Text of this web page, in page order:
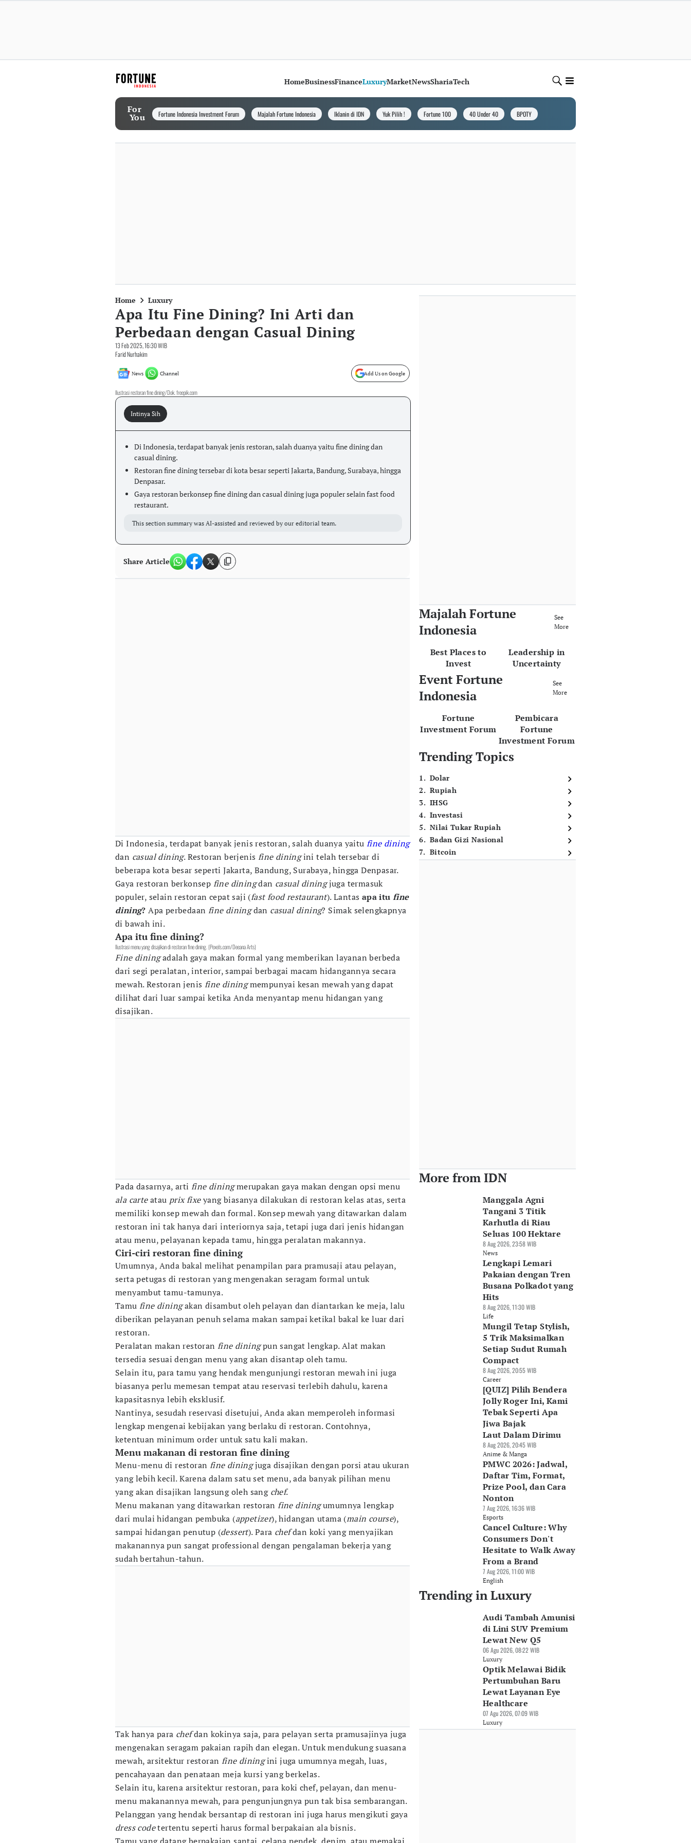
HomeBusinessFinanceLuxuryMarketNewsShariaTech
For
You Fortune Indonesia Investment Forum Majalah Fortune Indonesia Iklanin di IDN Yuk Pilih ! Fortune 100 40 Under 40 BPOTY
Home Luxury
Apa Itu Fine Dining? Ini Arti dan
Perbedaan dengan Casual Dining
13 Feb 2025, 16:30 WIB
Farid Nurhakim
News Channel Add Us on Google
Ilustrasi restoran fine dining/Dok. freepik.com
Intinya Sih
Di Indonesia, terdapat banyak jenis restoran, salah duanya yaitu fine dining dan
casual dining.
Restoran fine dining tersebar di kota besar seperti Jakarta, Bandung, Surabaya, hingga
Denpasar.
Gaya restoran berkonsep fine dining dan casual dining juga populer selain fast food
restaurant.
This section summary was AI-assisted and reviewed by our editorial team.
Share Article
Di Indonesia, terdapat banyak jenis restoran, salah duanya yaitu fine dining
dan casual dining. Restoran berjenis fine diningini telah tersebar di
beberapa kota besar seperti Jakarta, Bandung, Surabaya, hingga Denpasar.
Gaya restoran berkonsep fine diningdan casual diningjuga termasuk
populer, selain restoran cepat saji (fast food restaurant). Lantas apa itufine
dining? Apa perbedaan fine diningdan casual dining? Simak selengkapnya
di bawah ini.
Apa itu fine dining?
Ilustrasi menu yang disajikan di restoran fine dining. (Pexels.com/Deeana Arts)
Fine diningadalah gaya makan formal yang memberikan layanan berbeda
dari segi peralatan, interior, sampai berbagai macam hidangannya secara
mewah. Restoran jenis fine diningmempunyai kesan mewah yang dapat
dilihat dari luar sampai ketika Anda menyantap menu hidangan yang
disajikan.
Pada dasarnya, arti fine diningmerupakan gaya makan dengan opsi menu
ala carteatau prix fixeyang biasanya dilakukan di restoran kelas atas, serta
memiliki konsep mewah dan formal. Konsep mewah yang ditawarkan dalam
restoran ini tak hanya dari interiornya saja, tetapi juga dari jenis hidangan
atau menu, pelayanan kepada tamu, hingga peralatan makannya.
Ciri-ciri restoran fine dining
Umumnya, Anda bakal melihat penampilan para pramusaji atau pelayan,
serta petugas di restoran yang mengenakan seragam formal untuk
menyambut tamu-tamunya.
Tamu fine diningakan disambut oleh pelayan dan diantarkan ke meja, lalu
diberikan pelayanan penuh selama makan sampai ketikal bakal ke luar dari
restoran.
Peralatan makan restoran fine diningpun sangat lengkap. Alat makan
tersedia sesuai dengan menu yang akan disantap oleh tamu.
Selain itu, para tamu yang hendak mengunjungi restoran mewah ini juga
biasanya perlu memesan tempat atau reservasi terlebih dahulu, karena
kapasitasnya lebih eksklusif.
Nantinya, sesudah reservasi disetujui, Anda akan memperoleh informasi
lengkap mengenai kebijakan yang berlaku di restoran. Contohnya,
ketentuan minimum order untuk satu kali makan.
Menu makanan di restoran fine dining
Menu-menu di restoran fine diningjuga disajikan dengan porsi atau ukuran
yang lebih kecil. Karena dalam satu set menu, ada banyak pilihan menu
yang akan disajikan langsung oleh sang chef.
Menu makanan yang ditawarkan restoranfine diningumumnya lengkap
dari mulai hidangan pembuka (appetizer), hidangan utama (main course),
sampai hidangan penutup (dessert). Para chefdan koki yang menyajikan
makanannya pun sangat professional dengan pengalaman bekerja yang
sudah bertahun-tahun.
Tak hanya para chefdan kokinya saja, para pelayan serta pramusajinya juga
mengenakan seragam pakaian rapih dan elegan. Untuk mendukung suasana
mewah, arsitektur restoran fine diningini juga umumnya megah, luas,
pencahayaan dan penataan meja kursi yang berkelas.
Selain itu, karena arsitektur restoran, para koki chef, pelayan, dan menu-
menu makanannya mewah, para pengunjungnya pun tak bisa sembarangan.
Pelanggan yang hendak bersantap di restoran ini juga harus mengikuti gaya
dress codetertentu seperti harus formal berpakaian ala bisnis.
Majalah Fortune
Indonesia
See
More
Best Places to
Invest
Leadership in
Uncertainty
Event Fortune
Indonesia
See
More
Fortune
Investment Forum
Pembicara
Fortune
Investment Forum
Trending Topics
1. Dolar
2. Rupiah
3. IHSG
4. Investasi
5. Nilai Tukar Rupiah
6. Badan Gizi Nasional
7. Bitcoin
More from IDN
Manggala Agni
Tangani 3 Titik
Karhutla di Riau
Seluas 100 Hektare
8 Aug 2026, 23:58 WIB
News
Lengkapi Lemari
Pakaian dengan Tren
Busana Polkadot yang
Hits
8 Aug 2026, 11:30 WIB
Life
Mungil Tetap Stylish,
5 Trik Maksimalkan
Setiap Sudut Rumah
Compact
8 Aug 2026, 20:55 WIB
Career
[QUIZ] Pilih Bendera
Jolly Roger Ini, Kami
Tebak Seperti Apa
Jiwa Bajak
Laut Dalam Dirimu
8 Aug 2026, 20:45 WIB
Anime & Manga
PMWC 2026: Jadwal,
Daftar Tim, Format,
Prize Pool, dan Cara
Nonton
7 Aug 2026, 16:36 WIB
Esports
Cancel Culture: Why
Consumers Don't
Hesitate to Walk Away
From a Brand
7 Aug 2026, 11:00 WIB
English
Trending in Luxury
Audi Tambah Amunisi
di Lini SUV Premium
Lewat New Q5
06 Agu 2026, 08:22 WIB
Luxury
Optik Melawai Bidik
Pertumbuhan Baru
Lewat Layanan Eye
Healthcare
07 Agu 2026, 07:09 WIB
Luxury